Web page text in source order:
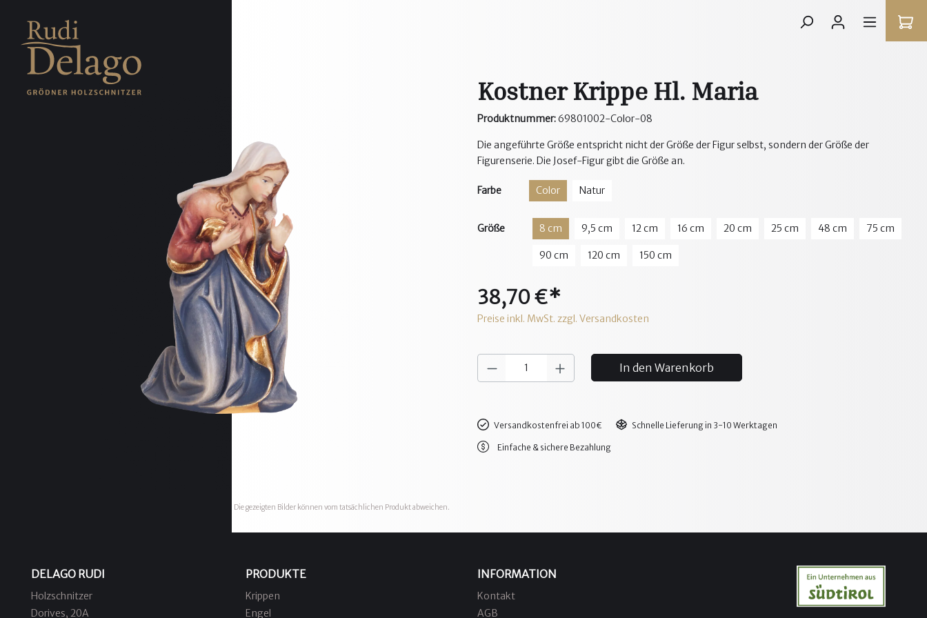
Die gezeigten Bilder können vom tatsächlichen Produkt abweichen.
Kostner Krippe Hl. Maria
Produktnummer:69801002-Color-08
Die angeführte Größe entspricht nicht der Größe der Figur selbst, sondern der Größe der
Figurenserie. Die Josef-Figur gibt die Größe an.
Farbe Color Natur
Größe 8 cm 9,5 cm 12 cm 16 cm 20 cm 25 cm 48 cm 75 cm
90 cm 120 cm 150 cm
38,70 €*
Preise inkl. MwSt. zzgl. Versandkosten
In den Warenkorb
Versandkostenfrei ab 100€ Schnelle Lieferung in 3-10 Werktagen
Einfache & sichere Bezahlung
DELAGO RUDI
Holzschnitzer
Dorives, 20A
PRODUKTE
Krippen
Engel
INFORMATION
Kontakt
AGB